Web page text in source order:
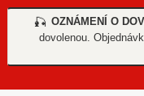
🎣 OZNÁMENÍ O
dovolenou.